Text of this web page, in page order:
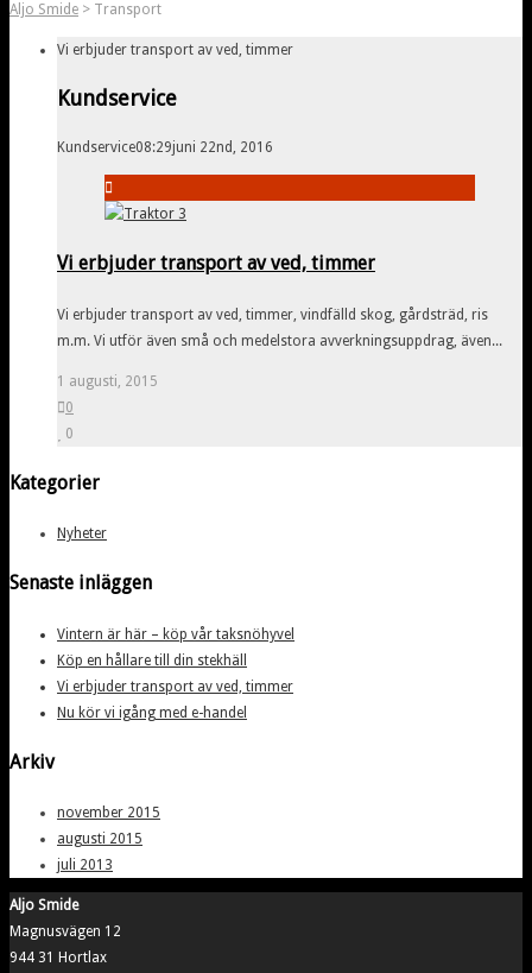
Aljo Smide > Transport
Vi erbjuder transport av ved, timmer
Kundservice
Kundservice08:29juni 22nd, 2016
Vi erbjuder transport av ved, timmer
Vi erbjuder transport av ved, timmer, vindfälld skog, gårdsträd, ris
m.m. Vi utför även små och medelstora avverkningsuppdrag, även...
1 augusti, 2015
0
0
Kategorier
Nyheter
Senaste inläggen
Vintern är här – köp vår taksnöhyvel
Köp en hållare till din stekhäll
Vi erbjuder transport av ved, timmer
Nu kör vi igång med e-handel
Arkiv
november 2015
augusti 2015
juli 2013
Aljo Smide
Magnusvägen 12
944 31 Hortlax